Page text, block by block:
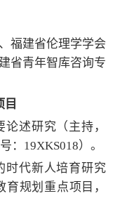
福建省伦理学学会
省青年智库咨询专
目
述研究（主持，
：19XKS018）。
时代新人培育研究
育规划重点项目，